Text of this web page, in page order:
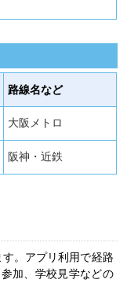
路線名など
大阪メトロ
阪神・近鉄
。アプリ利用で経路
加、学校見学などの